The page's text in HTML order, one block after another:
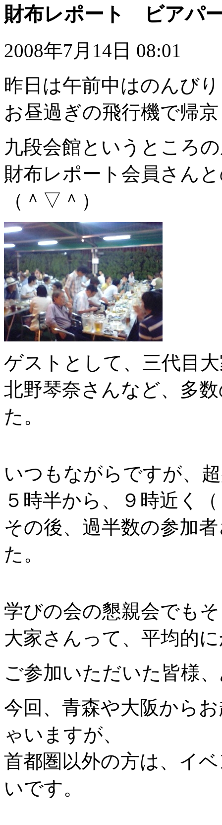
財布レポート ビアパ
2008年7月14日 08:01
昨日は午前中はのんび
お昼過ぎの飛行機で帰
九段会館というところ
財布レポート会員さん
（＾▽＾）
ゲストとして、三代目
北野琴奈さんなど、多
た。
いつもながらですが、
５時半から、９時近く
その後、過半数の参加
た。
学びの会の懇親会でも
大家さんって、平均的
ご参加いただいた皆様
今回、青森や大阪から
ゃいますが、
首都圏以外の方は、イ
いです。